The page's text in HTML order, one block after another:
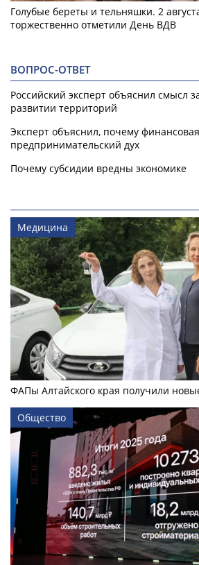
Голубые береты и тельняшки. 2
торжественно отметили День ВДВ
ВОПРОС-ОТВЕТ
Российский эксперт объяснил смысл
развитии территорий
Эксперт объяснил, почему
предпринимательский дух
Почему субсидии вредны экономике
Медицина
ФАПы Алтайского края получили
Общество